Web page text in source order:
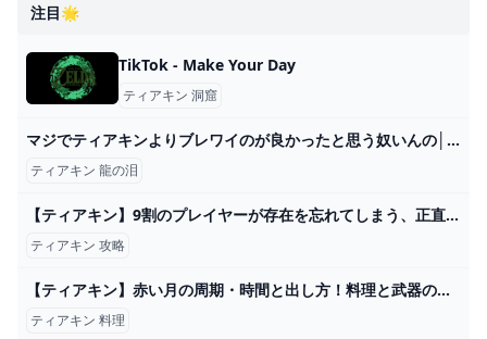
注目🌟
TikTok - Make Your Day
ティアキン 洞窟
マジでティアキンよりブレワイのが良かったと思う奴いんの│SWITCH速報
ティアキン 龍の泪
【ティアキン】9割のプレイヤーが存在を忘れてしまう、正直いらない無能アイテム8選【ゼルダの伝説ティアーズオブザキングダム/ティアキン】 - YouTube
ティアキン 攻略
【ティアキン】赤い月の周期・時間と出し方！料理と武器の復活頻度 - ゼルダ攻略Wikiティアキンまとめ速報
ティアキン 料理